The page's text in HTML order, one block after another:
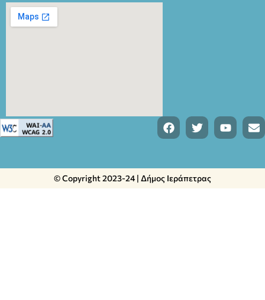
© Copyright 2023-24 | Δήμος Ιεράπετρας